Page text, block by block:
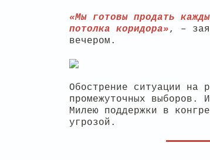
«Мы готовы продать
потолка коридора», –
вечером.
Обострение ситуации на
промежуточных выборов.
Милею поддержки в
угрозой.